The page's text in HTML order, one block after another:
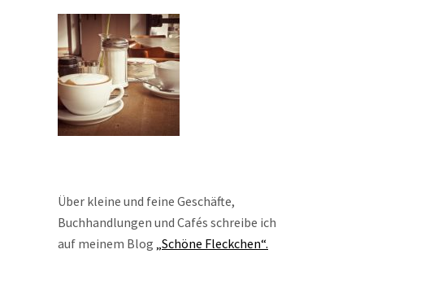
Über kleine und feine Geschäfte,
Buchhandlungen und Cafés schreibe ich
auf meinem Blog „Schöne Fleckchen“.